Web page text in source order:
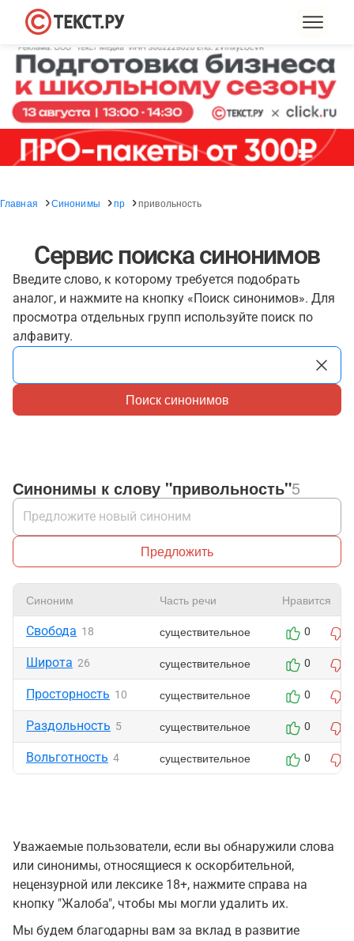
Главная Синонимы пр привольность
Сервис поиска синонимов
Введите слово, к которому требуется подобрать
аналог, и нажмите на кнопку «Поиск синонимов». Для
просмотра отдельных групп используйте поиск по
алфавиту.
Поиск синонимов
Синонимы к слову "привольность"5
Предложить
Синоним Часть речи Нравится
Свобода 18 существительное 0
Широта 26 существительное 0
Просторность 10 существительное 0
Раздольность 5 существительное 0
Вольготность 4 существительное 0
Уважаемые пользователи, если вы обнаружили слова
или синонимы, относящиеся к оскорбительной,
нецензурной или лексике 18+, нажмите справа на
кнопку "Жалоба", чтобы мы могли удалить их.
Мы будем благодарны вам за вклад в развитие